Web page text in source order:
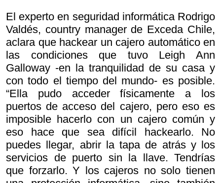
El experto en seguridad informática Rodrigo
Valdés, country manager de Exceda Chile,
aclara que hackear un cajero automático en
las condiciones que tuvo Leigh Ann
Galloway -en la tranquilidad de su casa y
con todo el tiempo del mundo- es posible.
“Ella pudo acceder físicamente a los
puertos de acceso del cajero, pero eso es
imposible hacerlo con un cajero común y
eso hace que sea difícil hackearlo. No
puedes llegar, abrir la tapa de atrás y los
servicios de puerto sin la llave. Tendrías
que forzarlo. Y los cajeros no solo tienen